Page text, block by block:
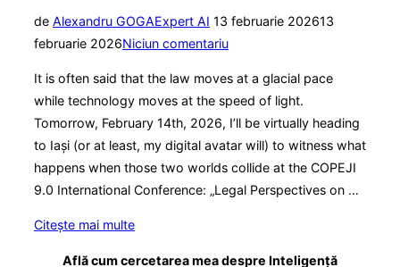
de Alexandru GOGAExpert AI Publicat
pe
13 februarie 202613
februarie 2026Niciun comentariu
It is often said that the law moves at a glacial pace
while technology moves at the speed of light.
Tomorrow, February 14th, 2026, I’ll be virtually heading
to Iaşi (or at least, my digital avatar will) to witness what
happens when those two worlds collide at the COPEJI
9.0 International Conference: „Legal Perspectives on …
Citește mai multe„Governing
Află cum cercetarea mea despre Inteligență